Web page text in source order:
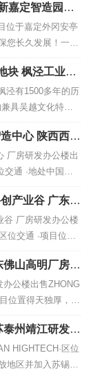
:16614平方。1号
高一楼6米，二楼
嘉定智造园】
评 研发办公厂
位于嘉定外冈安亭
您长久发展！一期
发商一手直租，高
框架结构。层
电梯： 每栋配4
一楼承重2吨/...
块 枫泾工业园
平 4300平多
泾有1500多年的历
具吴越文化特色
，商业中心，学
高速G60、S32、
边上有在建金山高
积34000平方...
中心 陕西西安
厂房研发办公楼出
通 ·地处中国中
、国务院首批批
高新区，对外有南
铁路，新西安南站
3条城际铁路，绕
产业谷 广东肇
公楼出售
谷 厂房研发办公楼
位交通 ·项目位于
、高新技术产业
广佛优质产业转
国道等高速，可短
等大湾区城市，
佛山高明厂房研
公楼出售ZHONG
位置得天独厚，处
分钟即到高速路
分钟到高明港
线）机场、高铁
机场，90分钟大
泰州靖江研发办
HIGHTECH·区位
地区并加入苏锡常